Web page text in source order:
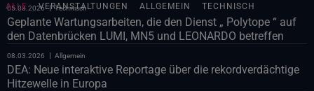
VERANSTALTUNGEN ALLGEMEIN TECHNISCH
ALLE
05.08.2026 Technisch
Geplante Wartungsarbeiten, die den Dienst „ Polytope “ auf
den Datenbrücken LUMI, MN5 und LEONARDO betreffen
08.03.2026 Allgemein
DEA: Neue interaktive Reportage über die rekordverdächtige
Hitzewelle in Europa